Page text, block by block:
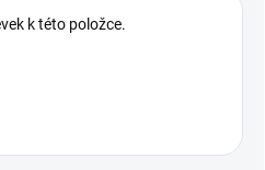
k této položce.